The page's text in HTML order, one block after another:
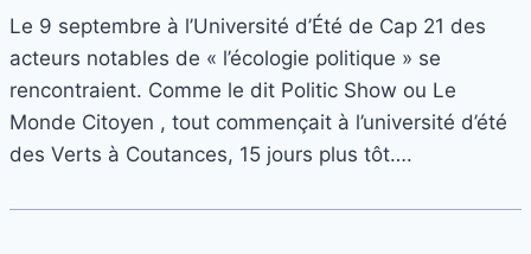
Le 9 septembre à l’Université d’Été de Cap 21 des
acteurs notables de « l’écologie politique » se
rencontraient. Comme le dit Politic Show ou Le
Monde Citoyen , tout commençait à l’université d’été
des Verts à Coutances, 15 jours plus tôt….